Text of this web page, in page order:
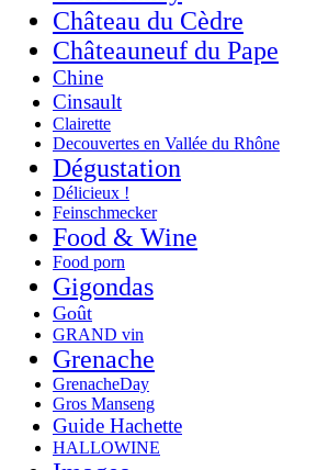
Château du Cèdre
Châteauneuf du Pape
Chine
Cinsault
Clairette
Decouvertes en Vallée du Rhône
Dégustation
Délicieux !
Feinschmecker
Food & Wine
Food porn
Gigondas
Goût
GRAND vin
Grenache
GrenacheDay
Gros Manseng
Guide Hachette
HALLOWINE